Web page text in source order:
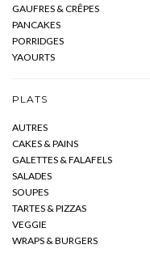
GAUFRES & CRÊPES
PANCAKES
PORRIDGES
YAOURTS
PLATS
AUTRES
CAKES & PAINS
GALETTES & FALAFELS
SALADES
SOUPES
TARTES & PIZZAS
VEGGIE
WRAPS & BURGERS